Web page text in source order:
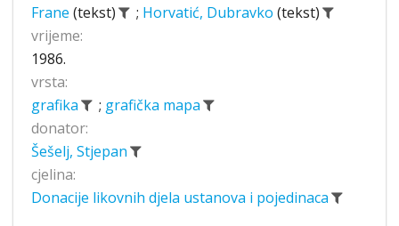
Frane (tekst) ; Horvatić, Dubravko (tekst)
vrijeme:
1986.
vrsta:
grafika
; grafička mapa
donator:
Šešelj, Stjepan
cjelina:
Donacije likovnih djela ustanova i pojedinaca